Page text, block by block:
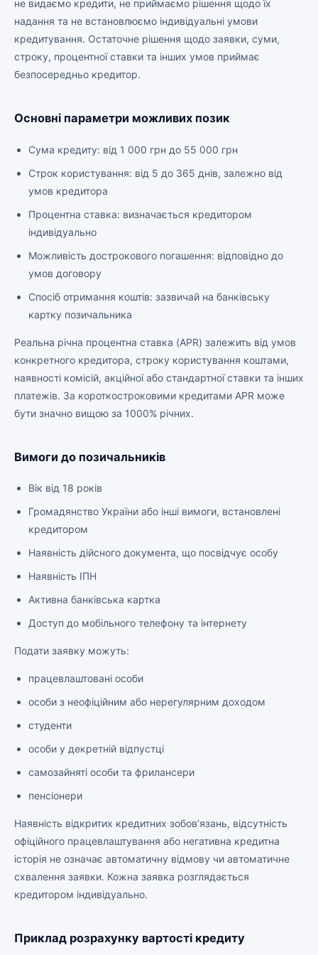
не видаємо кредити, не приймаємо рішення щодо їх
надання та не встановлюємо індивідуальні умови
кредитування. Остаточне рішення щодо заявки, суми,
строку, процентної ставки та інших умов приймає
безпосередньо кредитор.
Основні параметри можливих позик
Сума кредиту: від 1 000 грн до 55 000 грн
Строк користування: від 5 до 365 днів, залежно від
умов кредитора
Процентна ставка: визначається кредитором
індивідуально
Можливість дострокового погашення: відповідно до
умов договору
Спосіб отримання коштів: зазвичай на банківську
картку позичальника
Реальна річна процентна ставка (APR) залежить від умов
конкретного кредитора, строку користування коштами,
наявності комісій, акційної або стандартної ставки та інших
платежів. За короткостроковими кредитами APR може
бути значно вищою за 1000% річних.
Вимоги до позичальників
Вік від 18 років
Громадянство України або інші вимоги, встановлені
кредитором
Наявність дійсного документа, що посвідчує особу
Наявність ІПН
Активна банківська картка
Доступ до мобільного телефону та інтернету
Подати заявку можуть:
працевлаштовані особи
особи з неофіційним або нерегулярним доходом
студенти
особи у декретній відпустці
самозайняті особи та фрилансери
пенсіонери
Наявність відкритих кредитних зобов’язань, відсутність
офіційного працевлаштування або негативна кредитна
історія не означає автоматичну відмову чи автоматичне
схвалення заявки. Кожна заявка розглядається
кредитором індивідуально.
Приклад розрахунку вартості кредиту